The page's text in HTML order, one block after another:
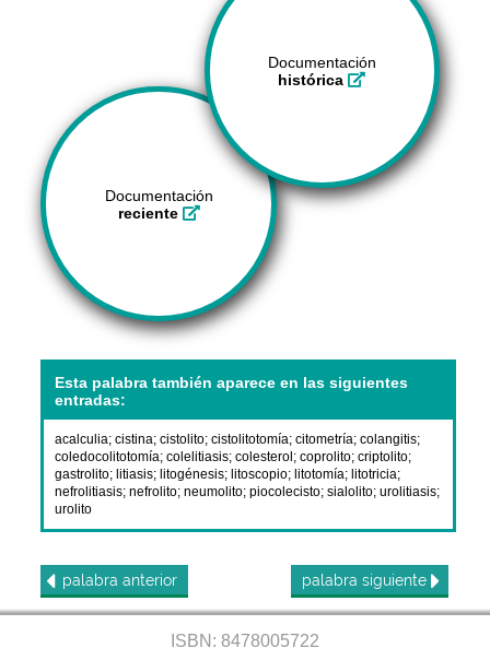
Documentación
histórica
Documentación
reciente
Esta palabra también aparece en las siguientes
entradas:
acalculia;cistina;cistolito;cistolitotomía;citometría;colangitis;
coledocolitotomía;colelitiasis;colesterol ;coprolito;criptolito;
gastrolito; litiasis; litogénesis; litoscopio; litotomía; litotricia;
nefrolitiasis;nefrolito;neumolito;piocolecisto;sialolito;urolitiasis;
urolito
palabra anterior palabra siguiente
ISBN: 8478005722